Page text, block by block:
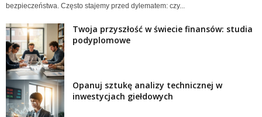
bezpieczeństwa. Często stajemy przed dylematem: czy...
Twoja przyszłość w świecie finansów: studia
podyplomowe
Opanuj sztukę analizy technicznej w
inwestycjach giełdowych